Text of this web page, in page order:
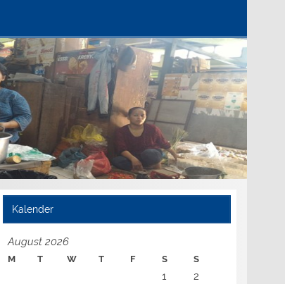
Kalender
August 2026
M T W T F S S
1
2